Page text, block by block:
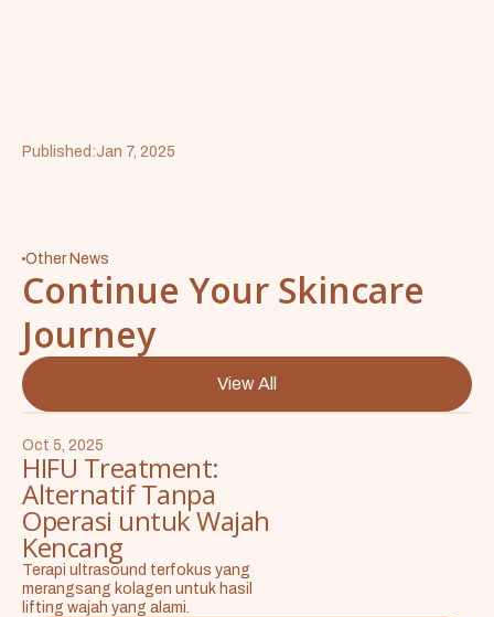
Published:Jan 7, 2025
Other News
Continue Your Skincare
Journey
View All
Oct 5, 2025
HIFU Treatment:
Alternatif Tanpa
Operasi untuk Wajah
Kencang
Terapi ultrasound terfokus yang
merangsang kolagen untuk hasil
lifting wajah yang alami.